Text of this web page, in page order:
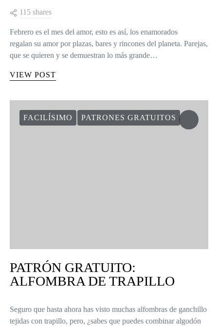
115 shares
Febrero es el mes del amor, esto es así, los enamorados
regalan su amor por plazas, bares y rincones del planeta. Parejas,
que se quieren y se demuestran lo más grande…
VIEW POST
FACILÍSIMO PATRONES GRATUITOS
PATRÓN GRATUITO:
ALFOMBRA DE TRAPILLO
Seguro que hasta ahora has visto muchas alfombras de ganchillo
tejidas con trapillo, pero, ¿sabes que puedes combinar algodón